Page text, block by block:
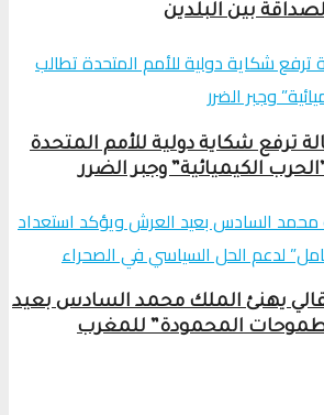
بين البلدين
ترفع شكاية دولية للأمم المتحدة
الكيميائية” وجبر الضرر
يهنئ الملك محمد السادس بعيد
المحمودة” للمغرب